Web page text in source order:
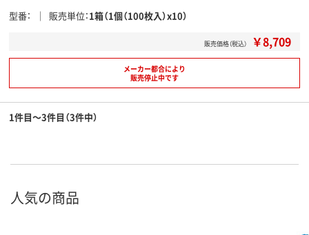
型番 販売単位 1箱（1個（100枚入）x10）
販売価格（税込） ￥8,709
メーカー都合により
販売停止中です
1件目～3件目（3件中）
人気の商品